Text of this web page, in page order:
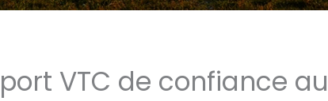
VTC de confiance